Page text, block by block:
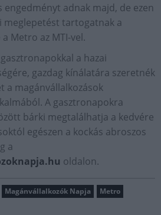
engedményt adnak majd, de ezen
meglepetést tartogatnak a
Metro az MTI-vel.
a hazai
gazdag kínálatára szeretnék
a magánvállalkozások
A gasztronapokra
bárki megtalálhatja a kedvére
egészen a kockás abroszos
a
oldalon.
Magánvállalkozók Napja Metro